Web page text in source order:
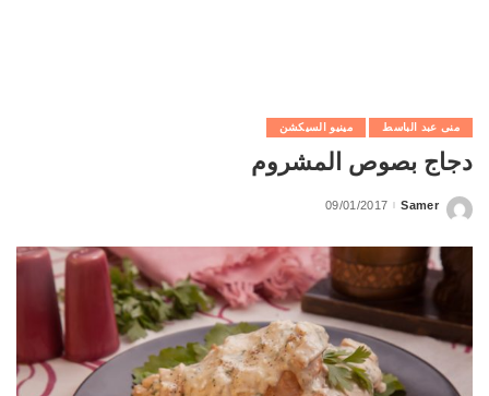
منى عبد الباسط مينيو السيكشن
دجاج بصوص المشروم
Posted
Samer
09/01/2017